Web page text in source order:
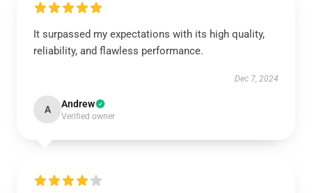
It surpassed my expectations with its high quality,
reliability, and flawless performance.
Dec 7, 2024
A Andrew
Verified owner